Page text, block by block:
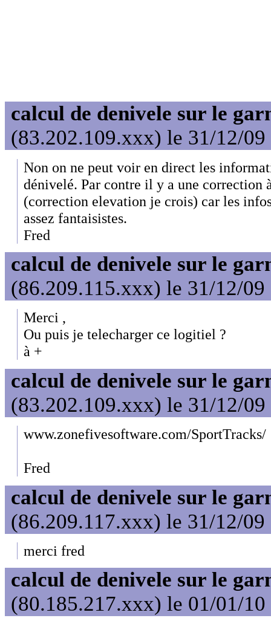
calcul de denivele sur le
(83.202.109.xxx) le 31/12/09
Non on ne peut voir en direct les
dénivelé. Par contre il y a une correction
(correction elevation je crois) car les
assez fantaisistes.
Fred
calcul de denivele sur le
(86.209.115.xxx) le 31/12/09
Merci ,
Ou puis je telecharger ce logitiel ?
à +
calcul de denivele sur le
(83.202.109.xxx) le 31/12/09
www.zonefivesoftware.com/SportTracks/
Fred
calcul de denivele sur le
(86.209.117.xxx) le 31/12/09
merci fred
calcul de denivele sur le
(80.185.217.xxx) le 01/01/10